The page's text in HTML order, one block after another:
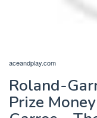
aceandplay.com
Roland-
Prize